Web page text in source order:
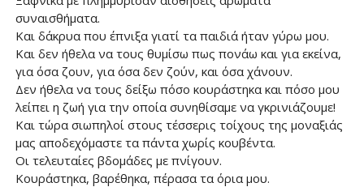
συναισθήματα.
Και δάκρυα που έπνιξα γιατί τα παιδιά ήταν γύρω μου.
Και δεν ήθελα να τους θυμίσω πως πονάω και για εκείνα,
για όσα ζουν, για όσα δεν ζούν, και όσα χάνουν.
Δεν ήθελα να τους δείξω πόσο κουράστηκα και πόσο μου
λείπει η ζωή για την οποία συνηθίσαμε να γκρινιάζουμε!
Και τώρα σιωπηλοί στους τέσσερις τοίχους της μοναξιάς
μας αποδεχόμαστε τα πάντα χωρίς κουβέντα.
Οι τελευταίες βδομάδες με πνίγουν.
Κουράστηκα, βαρέθηκα, πέρασα τα όρια μου.